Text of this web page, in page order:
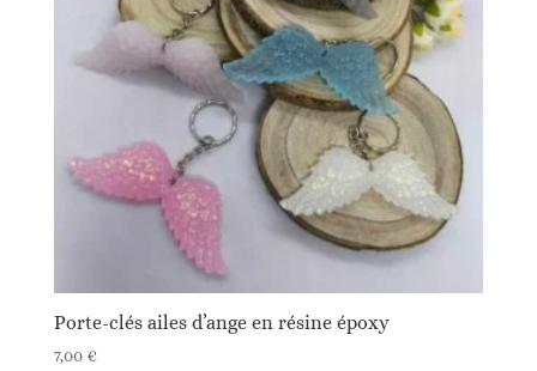
ancien
Porte-clés ailes d’ange en résine époxy
7,00 €